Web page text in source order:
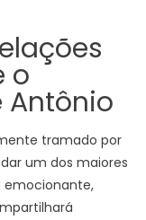
o
Antônio
tramado por
um dos maiores
emocionante,